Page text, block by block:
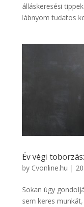
álláskeresési
lábnyom tudatos
Év végi
by Cvonline.hu |
Sokan úgy
sem keres